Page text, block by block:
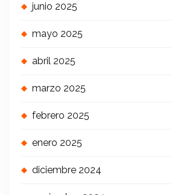
junio 2025
mayo 2025
abril 2025
marzo 2025
febrero 2025
enero 2025
diciembre 2024